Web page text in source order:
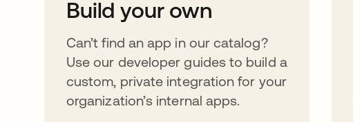
Build your own
Can’t find an app in our catalog?
Use our developer guides to build a
custom, private integration for your
organization’s internal apps.